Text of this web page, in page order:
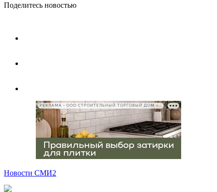
Поделитесь новостью
РЕКЛАМА • ООО СТРОИТЕЛЬНЫЙ ТОРГОВЫЙ ДОМ «ПЕТРОВИЧ», ИНН 7802348846
Новости СМИ2